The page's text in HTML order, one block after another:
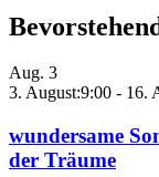
Aug. 3
3. August:9:00 - 16.
wundersame
der Träume